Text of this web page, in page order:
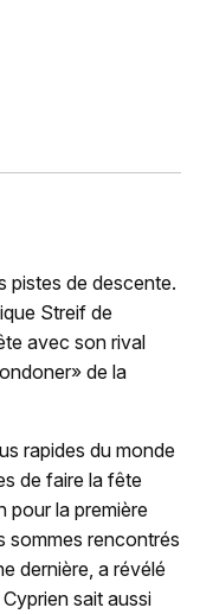
pistes de descente.
Streif de
avec son rival
de la
rapides du monde
de faire la fête
pour la première
sommes rencontrés
dernière, a révélé
sait aussi